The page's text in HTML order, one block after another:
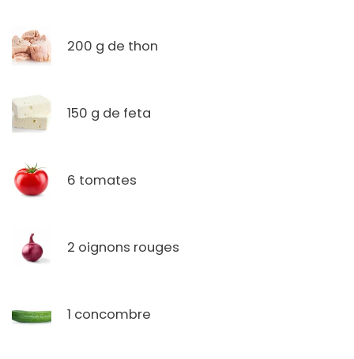
200 g de thon
150 g de feta
6 tomates
2 oignons rouges
1 concombre